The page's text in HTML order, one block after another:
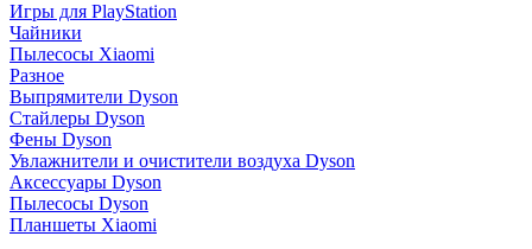
Игры для PlayStation
Чайники
Пылесосы Xiaomi
Разное
Выпрямители Dyson
Стайлеры Dyson
Фены Dyson
Увлажнители и очистители воздуха Dyson
Аксессуары Dyson
Пылесосы Dyson
Планшеты Xiaomi